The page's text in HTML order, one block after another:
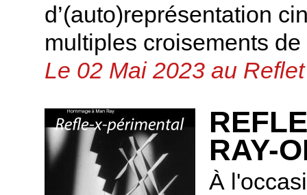
d’(auto)représentation
multiples croisements
Le 02 Mai 2023 au
RAY-
À